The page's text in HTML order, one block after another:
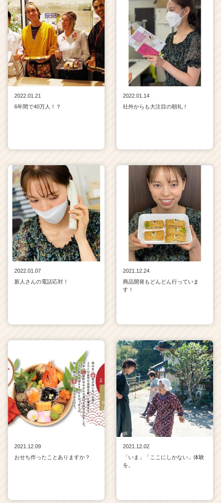
2022.01.21
6年間で40万人！？
2022.01.14
社外からも大注目の朝礼！
2022.01.07
新人さんの電話応対！
2021.12.24
商品開発もどんどん行っていま
す！
2021.12.09
おせち作ったことありますか？
2021.12.02
「いま」「ここにしかない」体験
を。